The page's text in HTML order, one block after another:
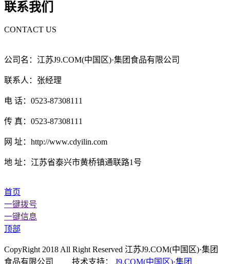
联系我们
CONTACT US
公司名：江苏J9.COM(中国区)·集团食品有限公司
联系人：张经理
电 话：0523-87308111
传 真：0523-87308111
网 址：http://www.cdyilin.com
地 址：江苏省泰兴市黄桥镇通联路1号
首页
一键拨号
一键信息
顶部
CopyRight 2018 All Right Reserved 江苏J9.COM(中国区)·集团
食品有限公司 技术支持： J9.COM(中国区)·集团